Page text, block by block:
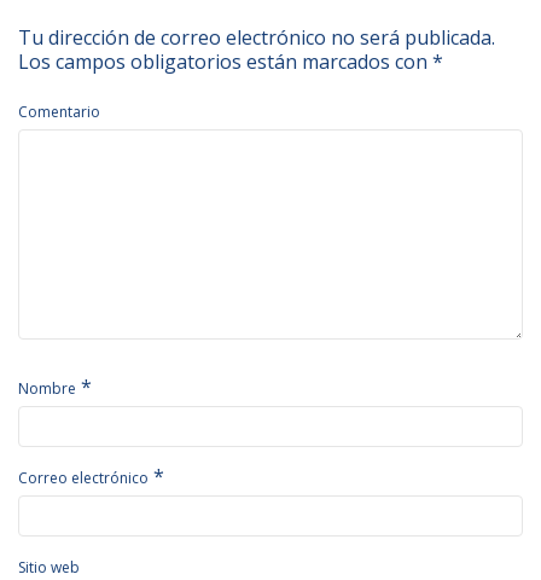
Tu dirección de correo electrónico no será publicada.
Los campos obligatorios están marcados con *
Comentario
Nombre *
Correo electrónico *
Sitio web